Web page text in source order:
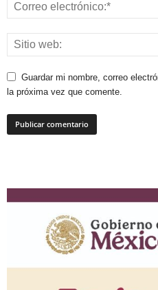
Guardar mi nombre, correo
la próxima vez que comente.